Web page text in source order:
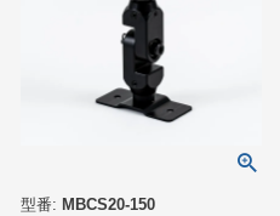
型番: MBCS20-150